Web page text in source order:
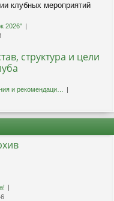
клубных мероприятий
2026"
структура и цели
и рекомендаци…